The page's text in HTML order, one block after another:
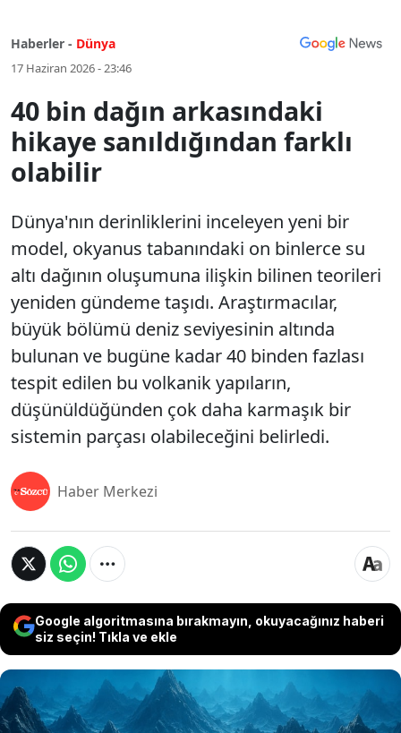
Haberler - Dünya
17 Haziran 2026 - 23:46
40 bin dağın arkasındaki
hikaye sanıldığından farklı
olabilir
Dünya'nın derinliklerini inceleyen yeni bir
model, okyanus tabanındaki on binlerce su
altı dağının oluşumuna ilişkin bilinen teorileri
yeniden gündeme taşıdı. Araştırmacılar,
büyük bölümü deniz seviyesinin altında
bulunan ve bugüne kadar 40 binden fazlası
tespit edilen bu volkanik yapıların,
düşünüldüğünden çok daha karmaşık bir
sistemin parçası olabileceğini belirledi.
Haber Merkezi
Google algoritmasına bırakmayın, okuyacağınız haberi
siz seçin! Tıkla ve ekle
Dünya'nın derinliklerini inceleyen yeni bir model,
okyanus tabanındaki on binlerce su altı dağının